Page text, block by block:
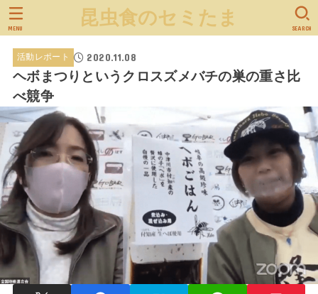
昆虫食のセミたま SEARCH
MENU
活動レポート 2020.11.08
ヘボまつりというクロスズメバチの巣の重さ比
べ競争